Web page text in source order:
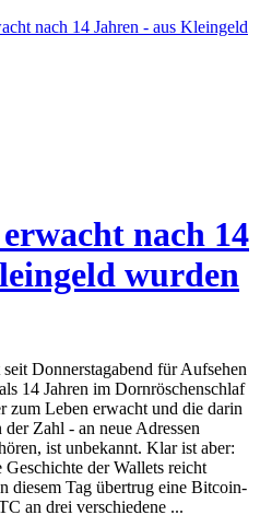
nach 14 Jahren - aus Kleingeld
nach 14
wurden
Donnerstagabend für Aufsehen
14 Jahren im Dornröschenschlaf
Leben erwacht und die darin
Zahl - an neue Adressen
ist unbekannt. Klar ist aber:
der Wallets reicht
diesem Tag übertrug eine Bitcoin-
an drei verschiedene ...